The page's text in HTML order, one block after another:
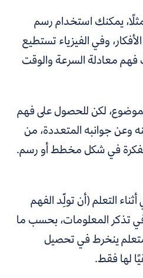
يمكنك استخدام رسم
وفي الفيزياء تستطيع
معادلة السرعة والوقت
لكنللحصول على فهم
وعن جوانبه المتعددة، من
في شكل مخطط أو رسم.
التعلم (أن تولِّد الفهم
تذكر المعلومات، بحسب ما
ينخرط في تحصيل
لها فقط.